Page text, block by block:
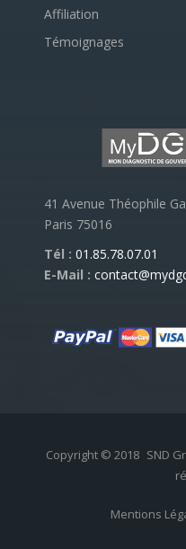
Affiliation
Témoignages
41 Avenue Théophile
Paris 75016
Tél : 01.85.78.07.01
E-Mail :
Copyright © 2018 SND
Mentions